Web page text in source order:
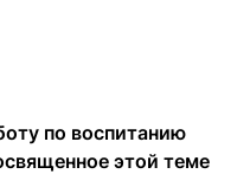
по воспитанию
этой теме